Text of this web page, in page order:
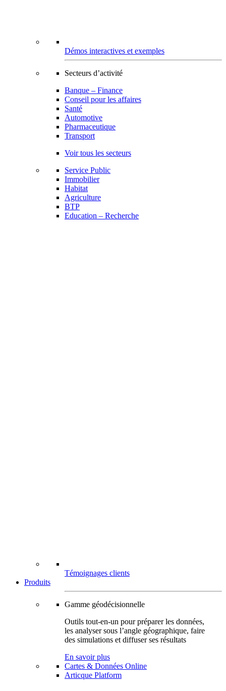
Démos interactives et exemples
Secteurs d’activité
Banque – Finance
Conseil pour les affaires
Santé
Automotive
Pharmaceutique
Transport
Voir tous les secteurs
Service Public
Immobilier
Habitat
Agriculture
BTP
Education – Recherche
Témoignages clients
Produits
Gamme géodécisionnelle
Outils tout-en-un pour préparer les données,
les analyser sous l’angle géographique, faire
des simulations et diffuser ses résultats
En savoir plus
Cartes & Données Online
Articque Platform